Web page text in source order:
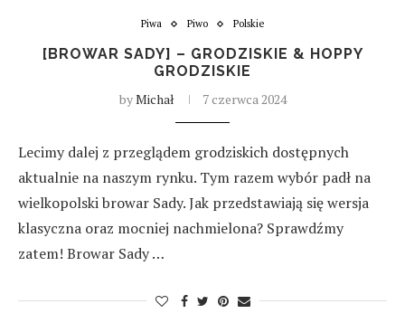
Piwa Piwo Polskie
[BROWAR SADY] – GRODZISKIE & HOPPY
GRODZISKIE
byMichał 7 czerwca 2024
Lecimy dalej z przeglądem grodziskich dostępnych
aktualnie na naszym rynku. Tym razem wybór padł na
wielkopolski browar Sady. Jak przedstawiają się wersja
klasyczna oraz mocniej nachmielona? Sprawdźmy
zatem! Browar Sady …